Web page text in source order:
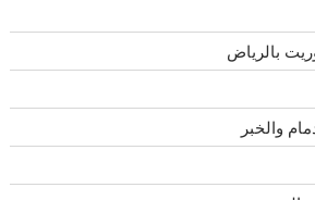
بالرياض
والخبر